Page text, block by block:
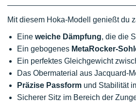
Mit diesem Hoka-Modell genießt du
Eine weiche Dämpfung, die die
Ein gebogenes MetaRocker-
Ein perfektes Gleichgewicht
Das Obermaterial aus Jacquard-
Präzise Passform und Stabilität
Sicherer Sitz im Bereich der